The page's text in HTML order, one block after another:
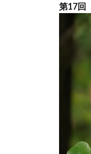
第17回